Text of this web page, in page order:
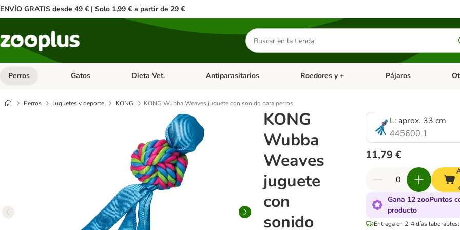
ENVÍO GRATIS desde 49 € | Solo 1,99 € a partir de 29 €
Buscar
productos
Perros Menú de categoria abierto: Perros
Gatos Menú de categoria abierto: Gatos
Dieta Vet. Menú de categoria abierto: Dieta Vet.
Antiparasitarios Menú de categoria abierto: Antiparasitarios
Roedores y + Menú de categoria
Pájaros
Perros Juguetes y deporte KONG KONG Wubba Weaves juguete con sonido para perros
KONG
Wubba
Weaves
juguete
con
sonido
L: aprox. 33 cm
445600.1
11,79 €
Gana 12 zooPuntos
producto
Entrega en 2-4 días laborables: